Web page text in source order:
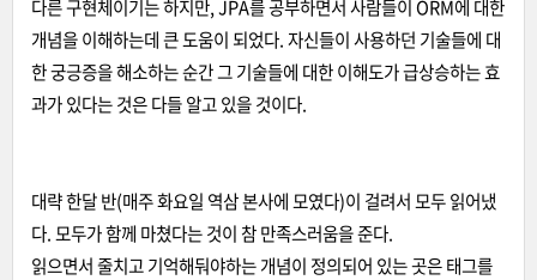
다른 구현체이기는 하지만, JPA를 공부하면서 사람들이 ORM에 대한
개념을 이해하는데 큰 도움이 되었다. 자신들이 사용하던 기술들에 대
한 궁긍증을 해소하는 순간 그 기술들에 대한 이해도가 급상승하는 효
과가 있다는 것은 다들 알고 있을 것이다.
대략 한달 반(매주 화요일 역삼 본사에 모였다)이 걸려서 모두 읽어냈
다. 모두가 함께 마쳤다는 것이 참 만족스러움을 준다.
읽으면서 줄치고 기억해둬야하는 개념이 정의되어 있는 곳은 태그를